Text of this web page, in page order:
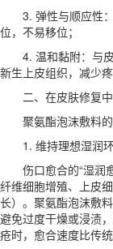
3. 弹性与顺应性
位，不易移位；
4. 温和黏附：与
新生上皮组织，减少疼
二、在皮肤修复
聚氨酯泡沫敷料
1. 维持理想湿润
伤口愈合的“湿润
纤维细胞增殖、上皮
长）。聚氨酯泡沫敷
避免过度干燥或浸渍
疮时，愈合速度比传